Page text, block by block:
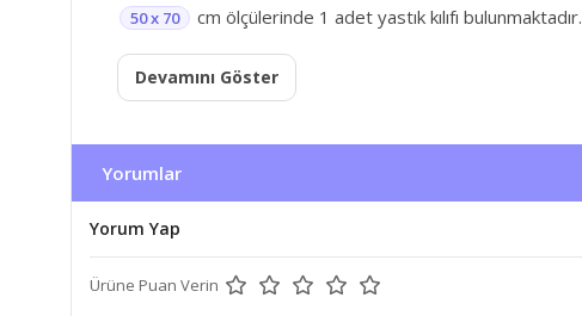
50 x 70 cm ölçülerinde 1 adet yastık kılıfı bulunmaktadır.
Devamını Göster
Yorumlar
Yorum Yap
Ürüne Puan Verin